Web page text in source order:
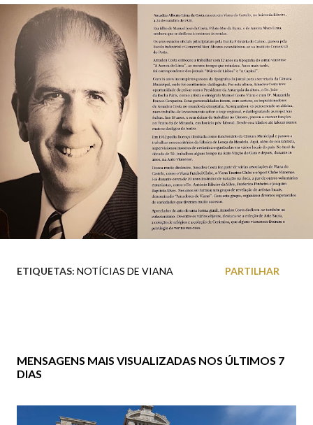
ETIQUETAS: NOTÍCIAS DE VIANA PARTILHAR
MENSAGENS MAIS VISUALIZADAS NOS ÚLTIMOS 7
DIAS